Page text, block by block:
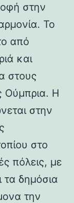
στην
Το
από
και
στους
Ούμπρια. Η
στην
στο
πόλεις, με
τα δημόσια
την